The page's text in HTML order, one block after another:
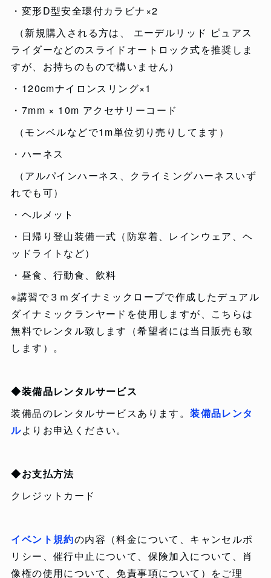
・変形D型安全環付カラビナ×2
（新規購入される方は、 エーデルリッド ピュアス
ライダーなどのスライドオートロック式を推奨しま
すが、お持ちのもので構いません）
・120cmナイロンスリング×1
・7mm × 10m アクセサリーコード
（モンベルなどで1m単位切り売りしてます）
・ハーネス
（アルパインハーネス、クライミングハーネスいず
れでも可）
・ヘルメット
・日帰り登山装備一式（防寒着、レインウェア、ヘ
ッドライトなど）
・昼食、行動食、飲料
※講習で３ｍダイナミックロープで作成したデュアル
ダイナミックランヤードを使用しますが、こちらは
無料でレンタル致します（希望者には当日販売も致
します）。
◆装備品レンタルサービス
装備品のレンタルサービスあります。装備品レンタ
ルよりお申込ください。
◆お支払方法
クレジットカード
イベント規約の内容（料金について、キャンセルポ
リシー、催行中止について、保険加入について、肖
像権の使用について、免責事項について）をご理